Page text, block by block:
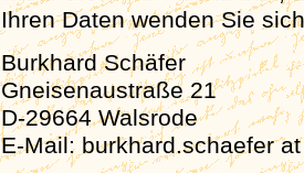
Ihren Daten wenden Sie
Burkhard Schäfer
Gneisenaustraße 21
D-29664 Walsrode
E-Mail: burkhard.schaefer